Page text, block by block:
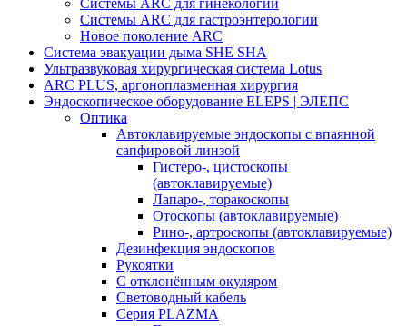
Системы ARC для гастроэнтерологии
Новое поколение ARC
Система эвакуации дыма SHE SHA
Ультразвуковая хирургическая система Lotus
ARC PLUS, аргоноплазменная хирургия
Эндоскопическое оборудование ELEPS | ЭЛЕПС
Оптика
Автоклавируемые эндоскопы с впаянной
сапфировой линзой
Гистеро-, цистоскопы
(автоклавируемые)
Лапаро-, торакоскопы
Отоскопы (автоклавируемые)
Рино-, артроскопы (автоклавируемые)
Дезинфекция эндоскопов
Рукоятки
С отклонённым окуляром
Световодный кабель
Серия PLAZMA